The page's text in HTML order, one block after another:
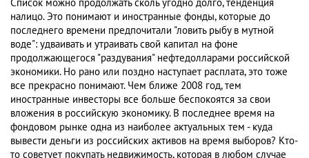
Список можно продолжать сколь угодно долго, тенденция
налицо. Это понимают и иностранные фонды, которые до
последнего времени предпочитали "ловить рыбу в мутной
воде": удваивать и утраивать свой капитал на фоне
продолжающегося "раздувания" нефтедолларами российской
экономики. Но рано или поздно наступает расплата, это тоже
все прекрасно понимают. Чем ближе 2008 год, тем
иностранные инвесторы все больше беспокоятся за свои
вложения в российскую экономику. В последнее время на
фондовом рынке одна из наиболее актуальных тем - куда
вывести деньги из российских активов на время выборов? Кто-
то советует покупать недвижимость, которая в любом случае